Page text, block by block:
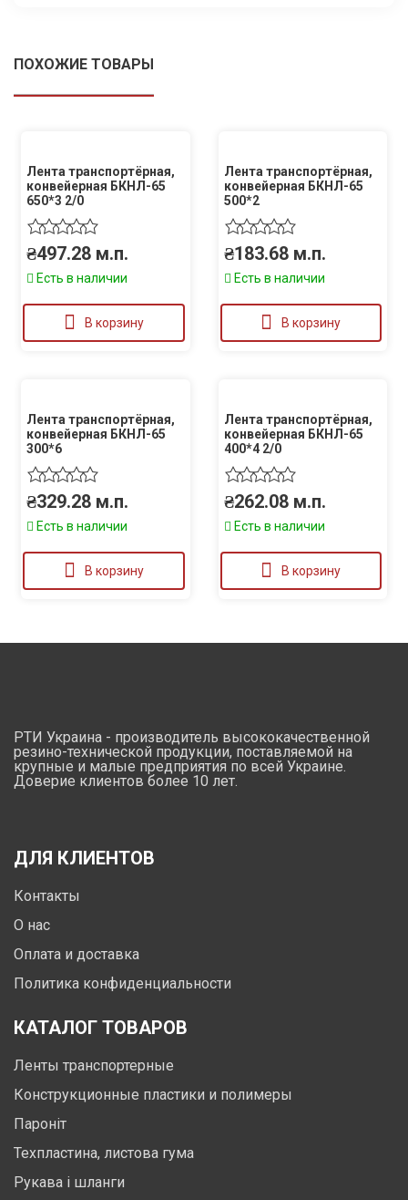
ПОХОЖИЕ ТОВАРЫ
Лента транспортёрная,
конвейерная БКНЛ-65
650*3 2/0
₴497.28 м.п.
Есть в наличии
В корзину
Лента транспортёрная,
конвейерная БКНЛ-65
500*2
₴183.68 м.п.
Есть в наличии
В корзину
Лента транспортёрная,
конвейерная БКНЛ-65
300*6
₴329.28 м.п.
Есть в наличии
В корзину
Лента транспортёрная,
конвейерная БКНЛ-65
400*4 2/0
₴262.08 м.п.
Есть в наличии
В корзину
РТИ Украина - производитель высококачественной
резино-технической продукции, поставляемой на
крупные и малые предприятия по всей Украине.
Доверие клиентов более 10 лет.
ДЛЯ КЛИЕНТОВ
Контакты
О нас
Оплата и доставка
Политика конфиденциальности
КАТАЛОГ ТОВАРОВ
Ленты транспортерные
Конструкционные пластики и полимеры
Пароніт
Техпластина, листова гума
Рукава і шланги